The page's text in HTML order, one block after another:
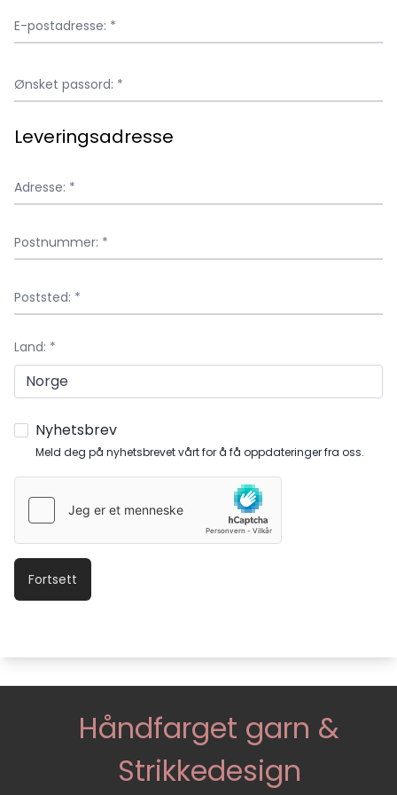
E-postadresse: *
Ønsket passord: *
Leveringsadresse
Adresse: *
Postnummer: *
Poststed: *
Land: *
Nyhetsbrev
Meld deg på nyhetsbrevet vårt for å få oppdateringer fra oss.
Håndfarget garn &
Strikkedesign